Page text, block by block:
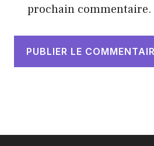
prochain commentaire.